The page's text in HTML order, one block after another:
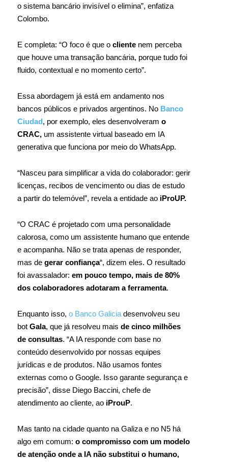
o sistema bancário invisível o elimina”, enfatiza
Colombo.
E completa: “O foco é que o cliente nem perceba
que houve uma transação bancária, porque tudo foi
fluido, contextual e no momento certo”.
Essa abordagem já está em andamento nos
bancos públicos e privados argentinos. No Banco
Ciudad, por exemplo, eles desenvolveram o
CRAC, um assistente virtual baseado em IA
generativa que funciona por meio do WhatsApp.
“Nasceu para simplificar a vida do colaborador: gerir
licenças, recibos de vencimento ou dias de estudo
a partir do telemóvel”, revela a entidade ao iProUP.
“O CRAC é projetado com uma personalidade
calorosa, como um assistente humano que entende
e acompanha. Não se trata apenas de responder,
mas de gerar confiança“, dizem eles. O resultado
foi avassalador: em pouco tempo, mais de 80%
dos colaboradores adotaram a ferramenta.
Enquanto isso, o Banco Galicia desenvolveu seu
bot Gala, que já resolveu mais de cinco milhões
de consultas. “A IA responde com base no
conteúdo desenvolvido por nossas equipes
jurídicas e de produtos. Não usamos fontes
externas como o Google. Isso garante segurança e
precisão”, disse Diego Baccini, chefe de
atendimento ao cliente, ao iProuP.
Mas tanto na cidade quanto na Galiza e no N5 há
algo em comum: o compromisso com um modelo
de atenção onde a IA não substitui o humano,